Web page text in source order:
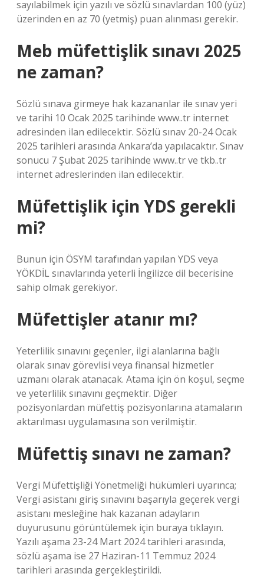
sayılabilmek için yazılı ve sözlü sınavlardan 100 (yüz)
üzerinden en az 70 (yetmiş) puan alınması gerekir.
Meb müfettişlik sınavı 2025
ne zaman?
Sözlü sınava girmeye hak kazananlar ile sınav yeri
ve tarihi 10 Ocak 2025 tarihinde www..tr internet
adresinden ilan edilecektir. Sözlü sınav 20-24 Ocak
2025 tarihleri ​​arasında Ankara’da yapılacaktır. Sınav
sonucu 7 Şubat 2025 tarihinde www..tr ve tkb..tr
internet adreslerinden ilan edilecektir.
Müfettişlik için YDS gerekli
mi?
Bunun için ÖSYM tarafından yapılan YDS veya
YÖKDİL sınavlarında yeterli İngilizce dil becerisine
sahip olmak gerekiyor.
Müfettişler atanır mı?
Yeterlilik sınavını geçenler, ilgi alanlarına bağlı
olarak sınav görevlisi veya finansal hizmetler
uzmanı olarak atanacak. Atama için ön koşul, seçme
ve yeterlilik sınavını geçmektir. Diğer
pozisyonlardan müfettiş pozisyonlarına atamaların
aktarılması uygulamasına son verilmiştir.
Müfettiş sınavı ne zaman?
Vergi Müfettişliği Yönetmeliği hükümleri uyarınca;
Vergi asistanı giriş sınavını başarıyla geçerek vergi
asistanı mesleğine hak kazanan adayların
duyurusunu görüntülemek için buraya tıklayın.
Yazılı aşama 23-24 Mart 2024 tarihleri ​​arasında,
sözlü aşama ise 27 Haziran-11 Temmuz 2024
tarihleri ​​arasında gerçekleştirildi.